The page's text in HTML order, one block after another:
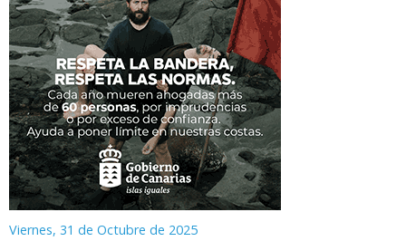
Viernes, 31 de Octubre de 2025